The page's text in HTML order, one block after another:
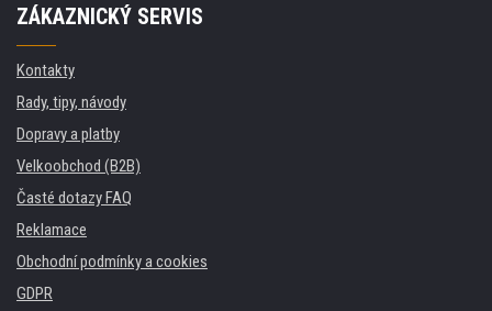
ZÁKAZNICKÝ SERVIS
Kontakty
Rady, tipy, návody
Dopravy a platby
Velkoobchod (B2B)
Časté dotazy FAQ
Reklamace
Obchodní podmínky a cookies
GDPR